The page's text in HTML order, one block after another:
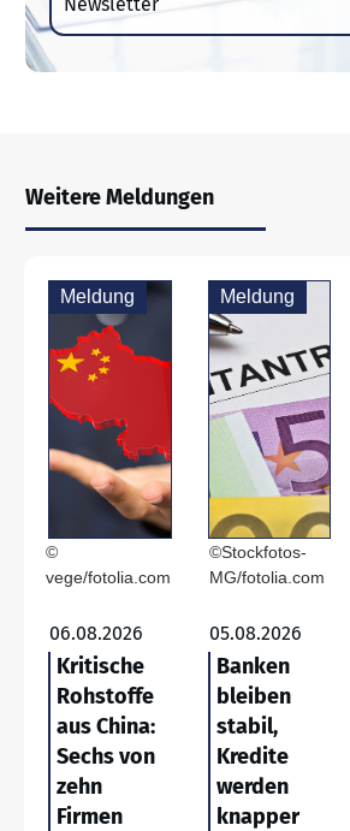
Weitere Meldungen
Meldung
©
vege/fotolia.com
06.08.2026
Kritische
Rohstoffe
aus China:
Sechs von
zehn
Firmen
Meldung
©Stockfotos-
MG/fotolia.com
05.08.2026
Banken
bleiben
stabil,
Kredite
werden
knapper